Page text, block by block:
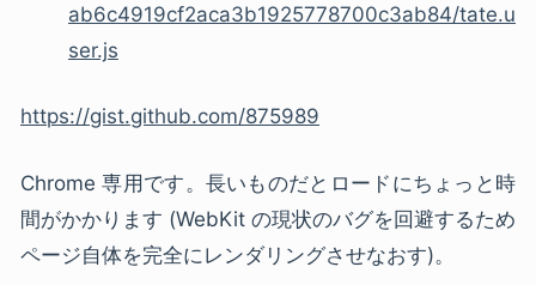
ab6c4919cf2aca3b1925778700c3ab84/tate.u
ser.js
https://gist.github.com/875989
Chrome 専用です。長いものだとロードにちょっと時
間がかかります (WebKit の現状のバグを回避するため
ページ自体を完全にレンダリングさせなおす)。